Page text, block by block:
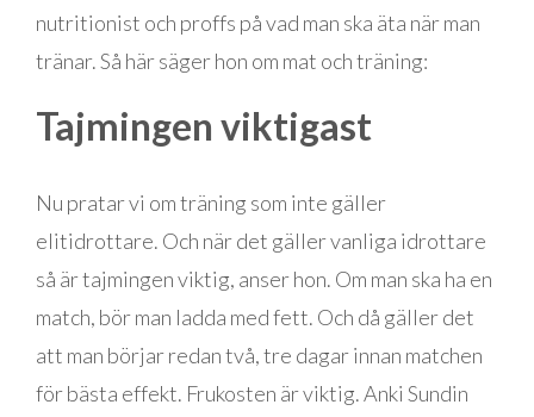
nutritionist och proffs på vad man ska äta när man
tränar. Så här säger hon om mat och träning:
Tajmingen viktigast
Nu pratar vi om träning som inte gäller
elitidrottare. Och när det gäller vanliga idrottare
så är tajmingen viktig, anser hon. Om man ska ha en
match, bör man ladda med fett. Och då gäller det
att man börjar redan två, tre dagar innan matchen
för bästa effekt. Frukosten är viktig. Anki Sundin